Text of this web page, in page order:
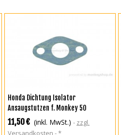
IN DEN WARENKORB
Honda Dichtung Isolator
Ansaugstutzen f. Monkey 50
11,50 € (inkl. MwSt.)
zzgl.
Versandkosten
*